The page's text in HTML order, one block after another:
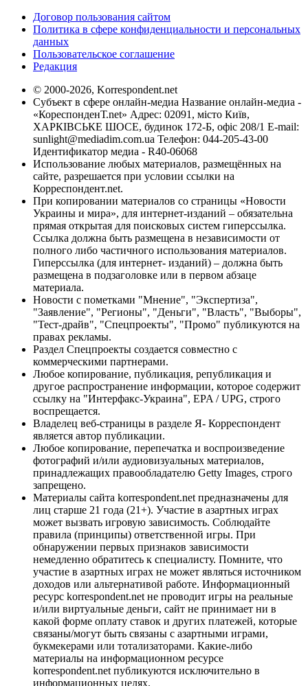
Договор пользования сайтом
Политика в сфере конфиденциальности и персональных
данных
Пользовательское соглашение
Редакция
© 2000-2026, Korrespondent.net
Субъект в сфере онлайн-медиа Название онлайн-медиа -
«КореспонденТ.net» Адрес: 02091, місто Київ,
ХАРКІВСЬКЕ ШОСЕ, будинок 172-Б, офіс 208/1 E-mail:
sunlight@mediadim.com.ua Телефон: 044-205-43-00
Идентификатор медиа - R40-06068
Использование любых материалов, размещённых на
сайте, разрешается при условии ссылки на
Корреспондент.net.
При копировании материалов со страницы «Новости
Украины и мира», для интернет-изданий – обязательна
прямая открытая для поисковых систем гиперссылка.
Ссылка должна быть размещена в независимости от
полного либо частичного использования материалов.
Гиперссылка (для интернет- изданий) – должна быть
размещена в подзаголовке или в первом абзаце
материала.
Новости с пометками "Мнение", "Экспертиза",
"Заявление", "Регионы", "Деньги", "Власть", "Выборы",
"Тест-драйв", "Спецпроекты", "Промо" публикуются на
правах рекламы.
Раздел Спецпроекты создается совместно с
коммерческими партнерами.
Любое копирование, публикация, републикация и
другое распространение информации, которое содержит
ссылку на "Интерфакс-Украина", EPA / UPG, строго
воспрещается.
Владелец веб-страницы в разделе Я- Корреспондент
является автор публикации.
Любое копирование, перепечатка и воспроизведение
фотографий и/или аудиовизуальных материалов,
принадлежащих правообладателю Getty Images, строго
запрещено.
Материалы сайта korrespondent.net предназначены для
лиц старше 21 года (21+). Участие в азартных играх
может вызвать игровую зависимость. Соблюдайте
правила (принципы) ответственной игры. При
обнаружении первых признаков зависимости
немедленно обратитесь к специалисту. Помните, что
участие в азартных играх не может являться источником
доходов или альтернативой работе. Информационный
ресурс korrespondent.net не проводит игры на реальные
и/или виртуальные деньги, сайт не принимает ни в
какой форме оплату ставок и других платежей, которые
связаны/могут быть связаны с азартными играми,
букмекерами или тотализаторами. Какие-либо
материалы на информационном ресурсе
korrespondent.net публикуются исключительно в
информационных целях.